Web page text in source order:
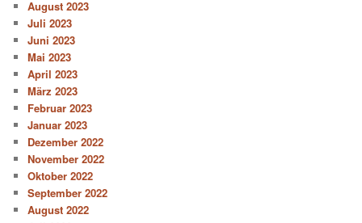
August 2023
Juli 2023
Juni 2023
Mai 2023
April 2023
März 2023
Februar 2023
Januar 2023
Dezember 2022
November 2022
Oktober 2022
September 2022
August 2022